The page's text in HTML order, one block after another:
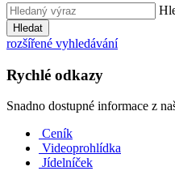
Hledat
rozšířené vyhledávání
Rychlé odkazy
Snadno dostupné informace z
Ceník
Videoprohlídka
Jídelníček